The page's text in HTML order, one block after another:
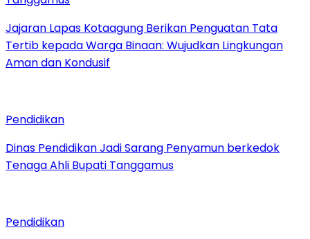
Jajaran Lapas Kotaagung Berikan Penguatan Tata
Tertib kepada Warga Binaan: Wujudkan Lingkungan
Aman dan Kondusif
Pendidikan
Dinas Pendidikan Jadi Sarang Penyamun berkedok
Tenaga Ahli Bupati Tanggamus
Pendidikan